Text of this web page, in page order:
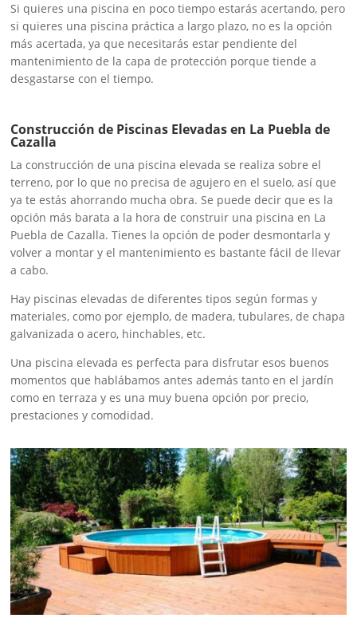
Si quieres una piscina en poco tiempo estarás acertando, pero
si quieres una piscina práctica a largo plazo, no es la opción
más acertada, ya que necesitarás estar pendiente del
mantenimiento de la capa de protección porque tiende a
desgastarse con el tiempo.
Construcción de Piscinas Elevadas en La Puebla de
Cazalla
La construcción de una piscina elevada se realiza sobre el
terreno, por lo que no precisa de agujero en el suelo, así que
ya te estás ahorrando mucha obra. Se puede decir que es la
opción más barata a la hora de construir una piscina en La
Puebla de Cazalla. Tienes la opción de poder desmontarla y
volver a montar y el mantenimiento es bastante fácil de llevar
a cabo.
Hay piscinas elevadas de diferentes tipos según formas y
materiales, como por ejemplo, de madera, tubulares, de chapa
galvanizada o acero, hinchables, etc.
Una piscina elevada es perfecta para disfrutar esos buenos
momentos que hablábamos antes además tanto en el jardín
como en terraza y es una muy buena opción por precio,
prestaciones y comodidad.